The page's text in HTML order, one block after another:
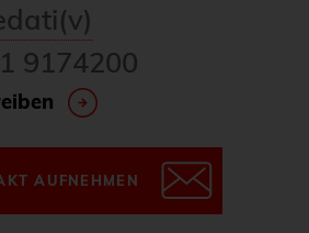
9174200
AUFNEHMEN